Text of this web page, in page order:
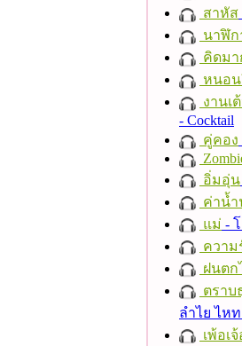
สาหัส
นาฬิก
คิดมา
หนอน
งานเ
- Cocktail
คู่คอง
อิ่มอุ่น
ค่าน้
แม่ -
ความ
ฝนตก
ตราบ
ลำไย ไห
เพ้อเ